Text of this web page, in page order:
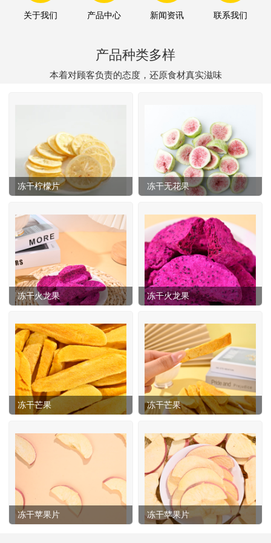
关于我们 产品中心 新闻资讯 联系我们
产品种类多样
本着对顾客负责的态度，还原食材真实滋味
冻干柠檬片 冻干无花果
冻干火龙果 冻干火龙果
冻干芒果 冻干芒果
冻干苹果片 冻干苹果片